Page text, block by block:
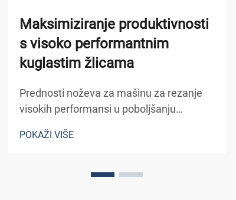
Maksimiziranje produktivnosti
s visoko performantnim
kuglastim žlicama
Prednosti noževa za mašinu za rezanje
visokih performansi u poboljšanju
aktivnosti kroz rezanje materijala visoke
pomažu u smanjenju vremena bez
POKAŽI VIŠE